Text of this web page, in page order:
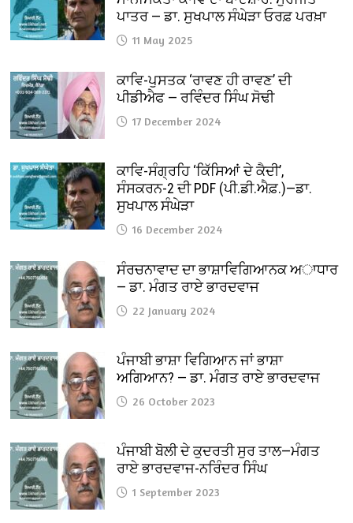
ਪਾਤਰ — ਡਾ. ਸੁਖਪਾਲ ਸੰਘੇੜਾ ਓਰਫ਼ ਪਰਖ਼ਾ
11 May 2025
ਕਾਵਿ-ਪੁਸਤਕ ‘ਰਾਵਣ ਹੀ ਰਾਵਣ’ ਦੀ
ਪੀਡੀਐਫ — ਰਵਿੰਦਰ ਸਿੰਘ ਸੋਢੀ
17 December 2024
ਕਾਵਿ-ਸੰਗ੍ਰਹਿ ‘ਕਿੱਸਿਆਂ ਦੇ ਕੈਦੀ’,
ਸੰਸਕਰਨ-2 ਦੀ PDF (ਪੀ.ਡੀ.ਐਫ਼.)—ਡਾ.
ਸੁਖਪਾਲ ਸੰਘੇੜਾ
16 December 2024
ਸੰਰਚਨਾਵਾਦ ਦਾ ਭਾਸ਼ਾਵਿਗਿਆਨਕ ਅਾਧਾਰ
— ਡਾ. ਮੰਗਤ ਰਾਏ ਭਾਰਦਵਾਜ
22 January 2024
ਪੰਜਾਬੀ ਭਾਸ਼ਾ ਵਿਗਿਆਨ ਜਾਂ ਭਾਸ਼ਾ
ਅਗਿਆਨ? — ਡਾ. ਮੰਗਤ ਰਾਏ ਭਾਰਦਵਾਜ
26 October 2023
ਪੰਜਾਬੀ ਬੋਲੀ ਦੇ ਕੁਦਰਤੀ ਸੁਰ ਤਾਲ—ਮੰਗਤ
ਰਾਏ ਭਾਰਦਵਾਜ-ਨਰਿੰਦਰ ਸਿੰਘ
1 September 2023